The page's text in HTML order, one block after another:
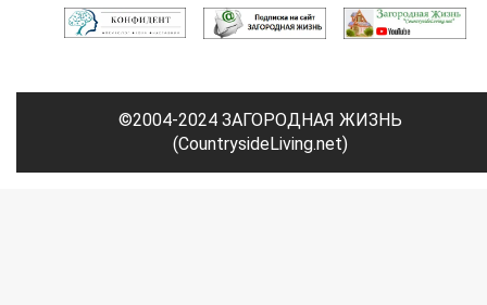
©2004-2024 ЗАГОРОДНАЯ ЖИЗНЬ
(CountrysideLiving.net)